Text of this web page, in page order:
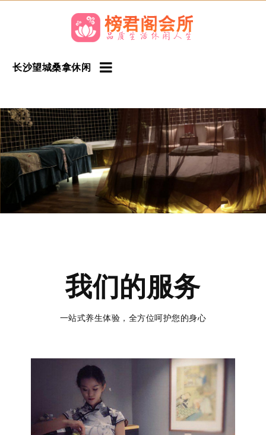
长沙望城桑拿休闲
我们的服务
一站式养生体验，全方位呵护您的身心